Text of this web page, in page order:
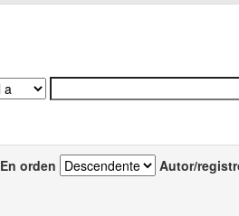
En orden Autor/